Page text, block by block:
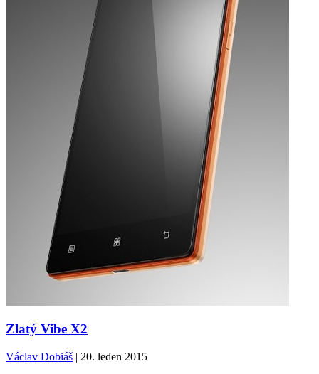
Zlatý Vibe X2
Václav Dobiáš | 20. leden 2015